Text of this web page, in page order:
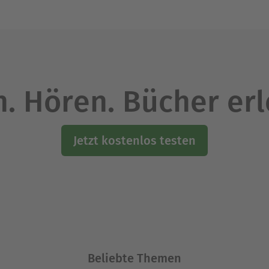
Hören. Bücher
Jetzt kostenlos testen
Beliebte Themen